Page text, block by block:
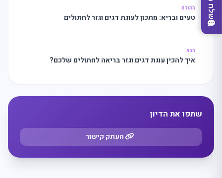
הקודם
טעים ובריא: מתכון לעוגת דגים וגזר לחתולים
הבא
איך להכין עוגת דגים וגזר בריאה לחתולים שלכם?
שתפו את הדיון
העתק קישור